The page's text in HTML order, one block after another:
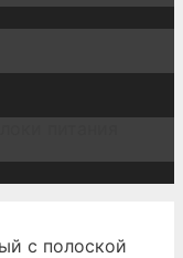
с полоской